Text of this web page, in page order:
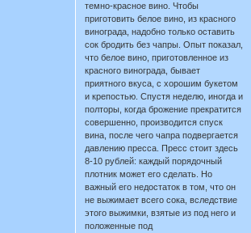
темно-красное вино. Чтобы
приготовить белое вино, из красного
винограда, надобно только оставить
сок бродить без чапры. Опыт показал,
что белое вино, приготовленное из
красного винограда, бывает
приятного вкуса, с хорошим букетом
и крепостью. Спустя неделю, иногда и
полторы, когда брожение прекратится
совершенно, производится спуск
вина, после чего чапра подвергается
давлению пресса. Пресс стоит здесь
8-10 рублей: каждый порядочный
плотник может его сделать. Но
важный его недостаток в том, что он
не выжимает всего сока, вследствие
этого выжимки, взятые из под него и
положенные под